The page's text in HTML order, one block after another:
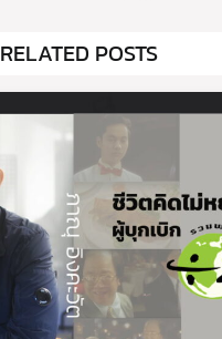
RELATED POSTS